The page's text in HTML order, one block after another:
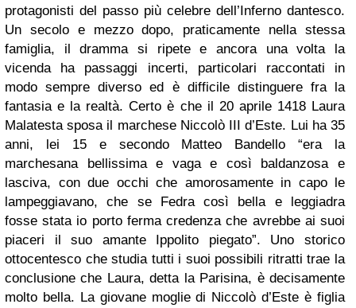
protagonisti del passo più celebre dell’Inferno dantesco.
Un secolo e mezzo dopo, praticamente nella stessa
famiglia, il dramma si ripete e ancora una volta la
vicenda ha passaggi incerti, particolari raccontati in
modo sempre diverso ed è difficile distinguere fra la
fantasia e la realtà. Certo è che il 20 aprile 1418 Laura
Malatesta sposa il marchese Niccolò III d’Este. Lui ha 35
anni, lei 15 e secondo Matteo Bandello “era la
marchesana bellissima e vaga e così baldanzosa e
lasciva, con due occhi che amorosamente in capo le
lampeggiavano, che se Fedra così bella e leggiadra
fosse stata io porto ferma credenza che avrebbe ai suoi
piaceri il suo amante Ippolito piegato”. Uno storico
ottocentesco che studia tutti i suoi possibili ritratti trae la
conclusione che Laura, detta la Parisina, è decisamente
molto bella. La giovane moglie di Niccolò d’Este è figlia